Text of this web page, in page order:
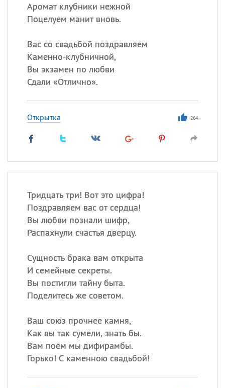
Аромат клубники нежной
Поцелуем манит вновь.
Вас со свадьбой поздравляем
Каменно-клубничной,
Вы экзамен по любви
Сдали «Отлично».
Открытка 264
Тридцать три! Вот это цифра!
Поздравляем вас от сердца!
Вы любви познали шифр,
Распахнули счастья дверцу.
Сущность брака вам открыта
И семейные секреты.
Вы постигли тайну быта.
Поделитесь же советом.
Ваш союз прочнее камня,
Как вы так сумели, знать бы.
Вам поём мы дифирамбы.
Горько! С каменною свадьбой!